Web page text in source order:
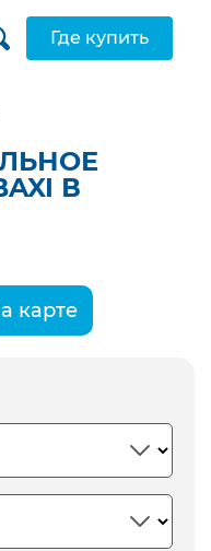
Где купить
В
карте